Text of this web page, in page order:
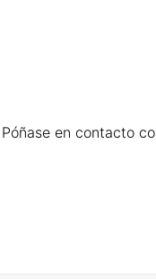
Póñase en contacto